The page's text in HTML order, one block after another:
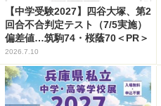
【中学受験2027】四谷大塚、第2
回合不合判定テスト（7/5実施）
偏差値…筑駒74・桜蔭70＜PR＞
2026.7.10